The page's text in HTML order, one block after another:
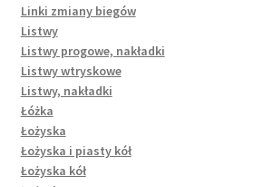
Linki zmiany biegów
Listwy
Listwy progowe, nakładki
Listwy wtryskowe
Listwy, nakładki
Łóżka
Łożyska
Łożyska i piasty kół
Łożyska kół